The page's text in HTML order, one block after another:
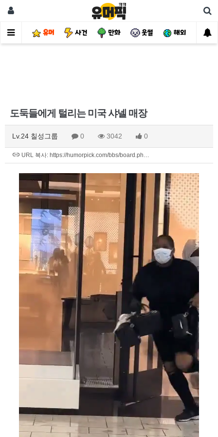
유머 사건 만화 웃썰 해외 핫
도둑들에게 털리는 미국 샤넬 매장
Lv.24 칠성그룹 0 3042 0
URL 복사: https://humorpick.com/bbs/board.ph…